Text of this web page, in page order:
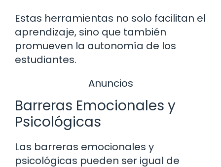
Estas herramientas no solo facilitan el
aprendizaje, sino que también
promueven la autonomía de los
estudiantes.
Anuncios
Barreras Emocionales y
Psicológicas
Las barreras emocionales y
psicológicas pueden ser igual de